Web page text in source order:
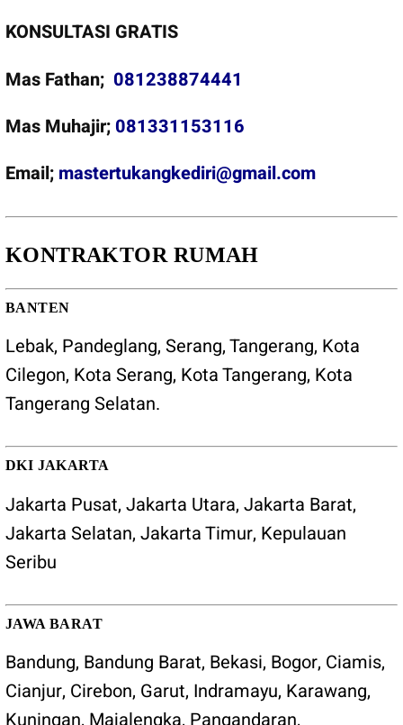
KONSULTASI GRATIS
Mas Fathan; 081238874441
Mas Muhajir; 081331153116
Email; mastertukangkediri@gmail.com
KONTRAKTOR RUMAH
BANTEN
Lebak, Pandeglang, Serang,Tangerang, Kota
Cilegon, Kota Serang, Kota Tangerang, Kota
Tangerang Selatan.
DKI JAKARTA
Jakarta Pusat, Jakarta Utara, Jakarta Barat,
Jakarta Selatan, Jakarta Timur, Kepulauan
Seribu
JAWA BARAT
Bandung, Bandung Barat, Bekasi, Bogor, Ciamis,
Cianjur, Cirebon, Garut, Indramayu, Karawang,